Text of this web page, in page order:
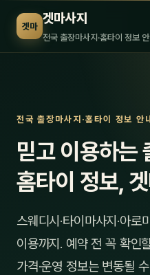
겟마 겟마사지
전국 출장마사지·홈타이 정보
전국 출장마사지·홈타이 정보 안
믿고 이용하는
홈타이 정보,
스웨디시·타이마사지·아
이용까지. 예약 전 꼭 확인
가격·운영 정보는 변동될